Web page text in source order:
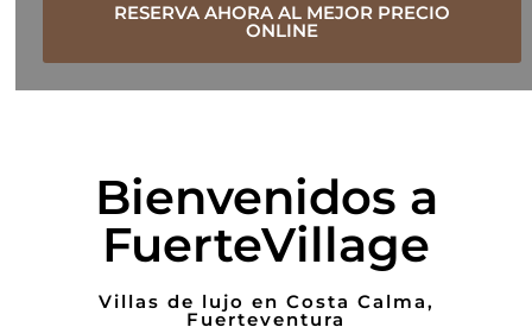
“Anti
Estrés.
Aguas
sin
masificar”
“Confort
y relax”
“Excelente
clima,
todo el
“Valora la
privacidad”
RESERVA AHORA AL MEJOR PRECIO
ONLINE
Bienvenidos a
FuerteVillage
Villas de lujo en Costa Calma,
Fuerteventura